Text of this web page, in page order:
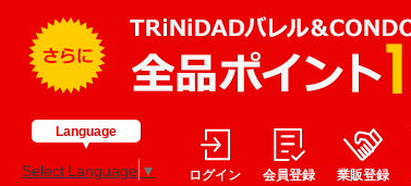
Language
Select Language ▼ ログイン 会員登録 業販登録